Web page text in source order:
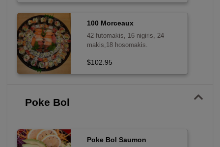
100 Morceaux
42 futomakis, 16 nigiris, 24
makis,18 hosomakis.
$102.95
Poke Bol
Poke Bol Saumon